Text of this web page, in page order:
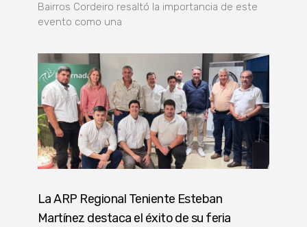
Bairros Cordeiro resaltó la importancia de este
evento como una
La ARP Regional Teniente Esteban
Martínez destaca el éxito de su feria